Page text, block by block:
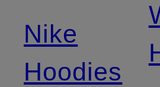
Nike
Hoodies